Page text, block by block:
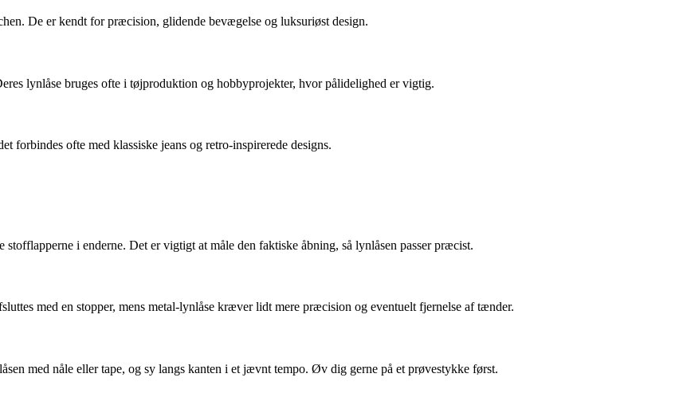
De er kendt for præcision, glidende bevægelse og luksuriøst design.
lynlåse bruges ofte i tøjproduktion og hobbyprojekter, hvor pålidelighed er vigtig.
forbindes ofte med klassiske jeans og retro-inspirerede designs.
i enderne. Det er vigtigt at måle den faktiske åbning, så lynlåsen passer præcist.
med en stopper, mens metal-lynlåse kræver lidt mere præcision og eventuelt fjernelse af tænder.
med nåle eller tape, og sy langs kanten i et jævnt tempo. Øv dig gerne på et prøvestykke først.